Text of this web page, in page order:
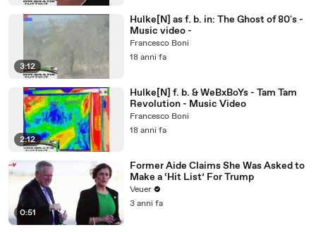
3:12
Hulke[N] as f. b. in: The Ghost of 80's -
Music video -
Francesco Boni
18 anni fa
2:12
Hulke[N] f. b. & WeBxBoYs - Tam Tam
Revolution - Music Video
Francesco Boni
18 anni fa
0:51
Former Aide Claims She Was Asked to
Make a ‘Hit List’ For Trump
Veuer
3 anni fa